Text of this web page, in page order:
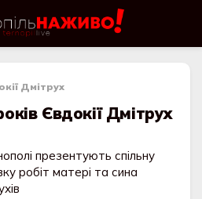
Дмітрух
Євдокії Дмітрух
презентують спільну
робіт матері та сина